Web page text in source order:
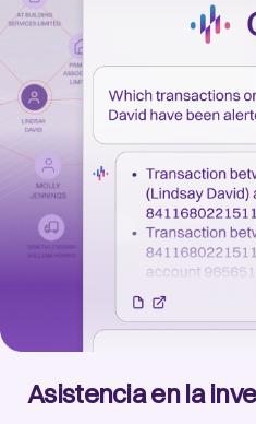
Asistencia en la